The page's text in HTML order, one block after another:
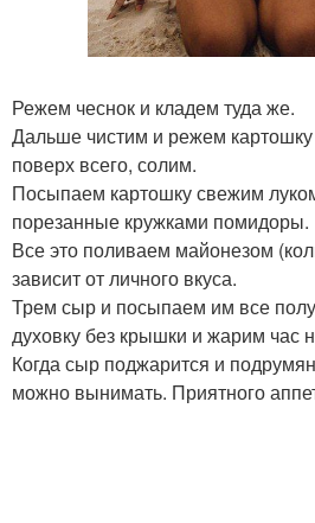
Режем чеснок и кладем туда же.
Дальше чистим и режем
поверх всего, солим.
Посыпаем картошку свежим
порезанные кружками помидоры.
Все это поливаем майонезом
зависит от личного вкуса.
Трем сыр и посыпаем им все
духовку без крышки и жарим час
Когда сыр поджарится и
можно вынимать. Приятного